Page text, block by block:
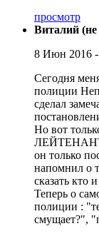
просмотр
Виталий (не
8 Июн 2016 -
Сегодня
полиции
сделал
Но вот
он только
напомнил о
сказать кто
Теперь о
полиции :
смущает?",